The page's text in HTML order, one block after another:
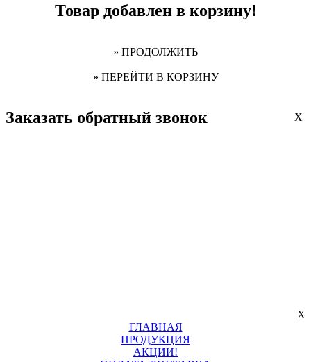
Товар добавлен в корзину!
» ПРОДОЛЖИТЬ
» ПЕРЕЙТИ В КОРЗИНУ
Заказать обратный звонок X
X
ГЛАВНАЯ
ПРОДУКЦИЯ
АКЦИИ!